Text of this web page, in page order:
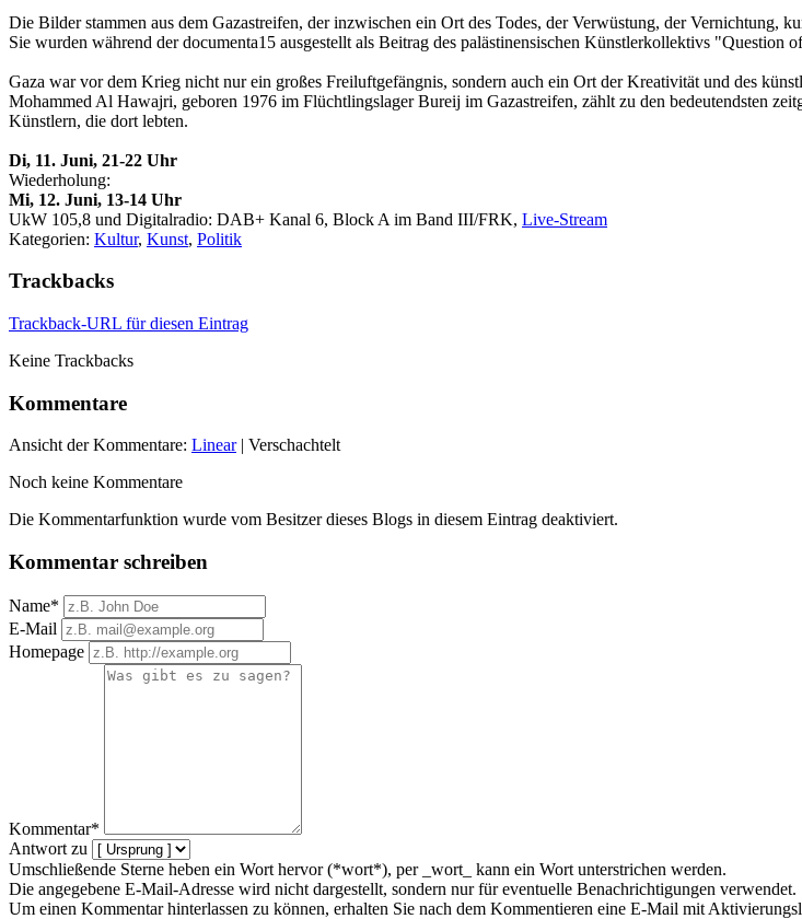
Die Bilder stammen aus dem Gazastreifen, der inzwischen ein Ort des Todes, der Verwüstung, der Vernichtung,
Sie wurden während der documenta15 ausgestellt als Beitrag des palästinensischen Künstlerkollektivs
Gaza war vor dem Krieg nicht nur ein großes Freiluftgefängnis, sondern auch ein Ort der Kreativität und des
Mohammed Al Hawajri, geboren 1976 im Flüchtlingslager Bureij im Gazastreifen, zählt zu den bedeutendsten
Künstlern, die dort lebten.
Di, 11. Juni, 21-22 Uhr
Wiederholung:
Mi, 12. Juni, 13-14 Uhr
UkW 105,8 und Digitalradio: DAB+ Kanal 6, Block A im Band III/FRK, Live-Stream
Kategorien: Kultur, Kunst, Politik
Trackbacks
Trackback-URL für diesen Eintrag
Keine Trackbacks
Kommentare
Ansicht der Kommentare: Linear| Verschachtelt
Noch keine Kommentare
Die Kommentarfunktion wurde vom Besitzer dieses Blogs in diesem Eintrag deaktiviert.
Kommentar schreiben
Name*
E-Mail
Homepage
Kommentar*
Antwort zu
Umschließende Sterne heben ein Wort hervor (*wort*), per _wort_ kann ein Wort unterstrichen werden.
Die angegebene E-Mail-Adresse wird nicht dargestellt, sondern nur für eventuelle Benachrichtigungen verwendet.
Um einen Kommentar hinterlassen zu können, erhalten Sie nach dem Kommentieren eine E-Mail mit